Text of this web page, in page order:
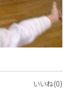
いいね(0)